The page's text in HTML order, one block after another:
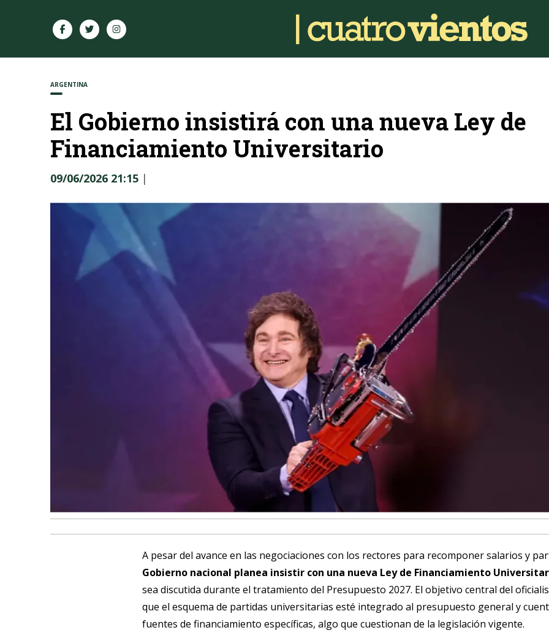
ARGENTINA
El Gobierno insistirá con una nueva Ley de
Financiamiento Universitario
09/06/2026 21:15 |
A pesar del avance en las negociaciones con los rectores para recomponer salarios y
Gobierno nacional planea insistir con una nueva Ley de Financiamiento
sea discutida durante el tratamiento del Presupuesto 2027. El objetivo central del
que el esquema de partidas universitarias esté integrado al presupuesto general y
fuentes de financiamiento específicas, algo que cuestionan de la legislación vigente.